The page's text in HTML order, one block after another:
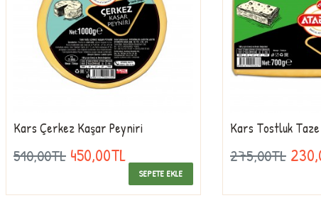
Kars Çerkez Kaşar Peyniri
510,00TL 450,00TL
SEPETE EKLE
Kars Tostluk
275,00TL